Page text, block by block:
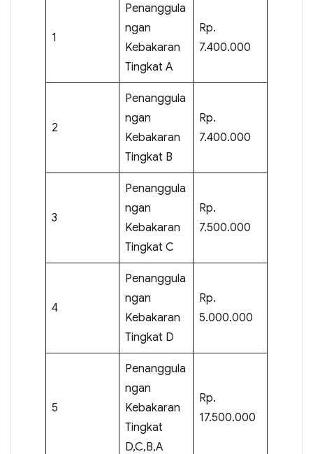
1
Penanggula
ngan
Kebakaran
Tingkat A
Rp.
7.400.000
2
Penanggula
ngan
Kebakaran
Tingkat B
Rp.
7.400.000
3
Penanggula
ngan
Kebakaran
Tingkat C
Rp.
7.500.000
4
Penanggula
ngan
Kebakaran
Tingkat D
Rp.
5.000.000
5
Penanggula
ngan
Kebakaran
Tingkat
D,C,B,A
Rp.
17.500.000